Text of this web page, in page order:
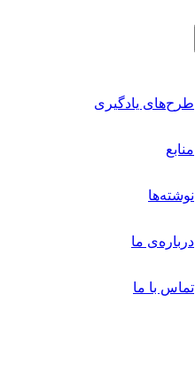
طرح‌های یادگیری
منابع
نوشته‌ها
درباره‌ی ما
تماس با ما